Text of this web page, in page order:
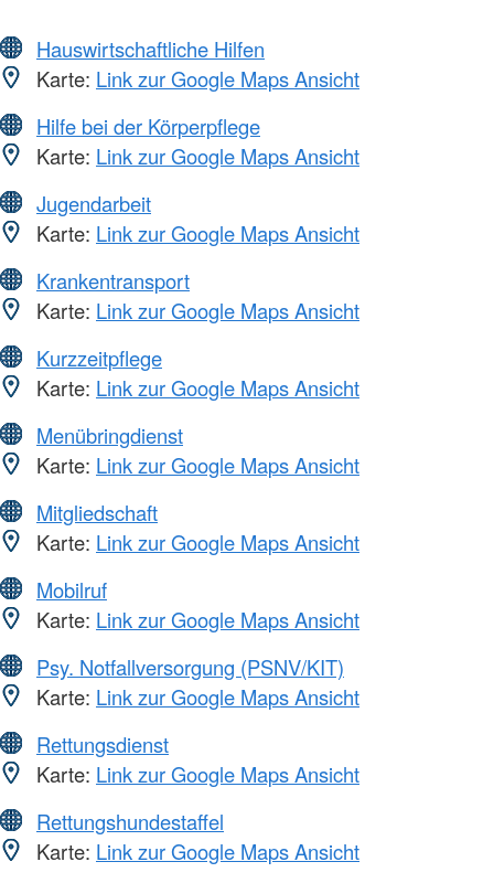
Hauswirtschaftliche Hilfen
Karte: Link zur Google Maps Ansicht
Hilfe bei der Körperpflege
Karte: Link zur Google Maps Ansicht
Jugendarbeit
Karte: Link zur Google Maps Ansicht
Krankentransport
Karte: Link zur Google Maps Ansicht
Kurzzeitpflege
Karte: Link zur Google Maps Ansicht
Menübringdienst
Karte: Link zur Google Maps Ansicht
Mitgliedschaft
Karte: Link zur Google Maps Ansicht
Mobilruf
Karte: Link zur Google Maps Ansicht
Psy. Notfallversorgung (PSNV/KIT)
Karte: Link zur Google Maps Ansicht
Rettungsdienst
Karte: Link zur Google Maps Ansicht
Rettungshundestaffel
Karte: Link zur Google Maps Ansicht